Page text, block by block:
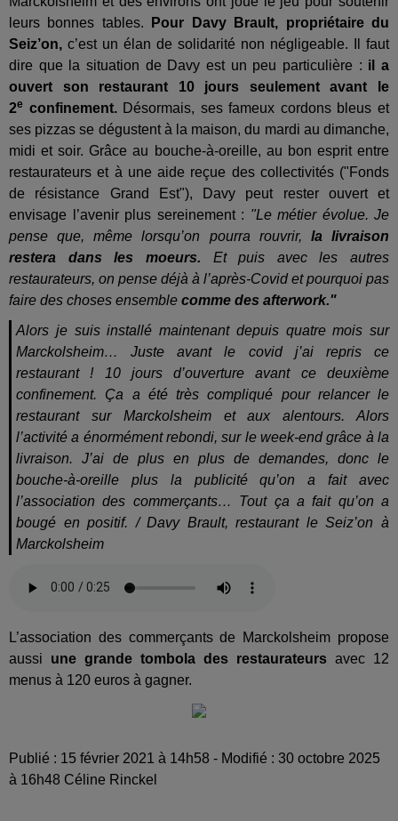
leurs bonnes tables.
Pour Davy Brault, propriétaire du
Seiz’on, c’est un élan de solidarité non négligeable. Il faut
dire que la situation de Davy est un peu particulière : il a
ouvert son restaurant 10 jours seulement avant le
2e confinement.Désormais, ses fameux cordons bleus et
ses pizzas se dégustent à la maison, du mardi au dimanche,
midi et soir. Grâce au bouche-à-oreille, au bon esprit entre
restaurateurs et à une aide reçue des collectivités ("Fonds
de résistance Grand Est"), Davy peut rester ouvert et
envisage l’avenir plus sereinement : "Le métier évolue. Je
pense que, même lorsqu’on pourra rouvrir, la livraison
restera dans les moeurs. Et puis avec les autres
restaurateurs, on pense déjà à l’après-Covid et pourquoi pas
faire des choses ensemble comme des afterwork."
Alors je suis installé maintenant depuis quatre mois sur
Marckolsheim… Juste avant le covid j’ai repris ce
restaurant ! 10 jours d’ouverture avant ce deuxième
confinement. Ça a été très compliqué pour relancer le
restaurant sur Marckolsheim et aux alentours. Alors
l’activité a énormément rebondi, sur le week-end grâce à la
livraison. J’ai de plus en plus de demandes, donc le
bouche-à-oreille plus la publicité qu’on a fait avec
l’association des commerçants… Tout ça a fait qu’on a
bougé en positif. / Davy Brault, restaurant le Seiz’on à
Marckolsheim
L’association des commerçants de Marckolsheim propose
aussi une grande tombola des restaurateurs avec 12
menus à 120 euros à gagner.
Publié : 15 février 2021 à 14h58 - Modifié : 30 octobre 2025
à 16h48 Céline Rinckel